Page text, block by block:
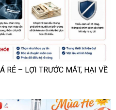
RẺ – LỢI TRƯỚC MẮT, HẠI VỀ